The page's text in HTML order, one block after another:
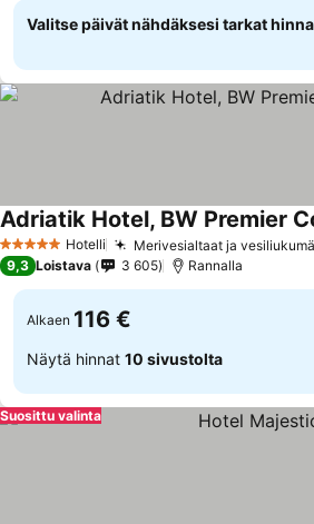
Valitse päivät nähdäksesi tarkat
5 Tähtiluokitus
Hotelli Merivesialtaat ja
Adriatik Hotel, BW Premier
9,3 Loistava 3 605 Rannalla
Alkaen 116 €
Näytä hinnat 10 sivustolta
Suosittu valinta